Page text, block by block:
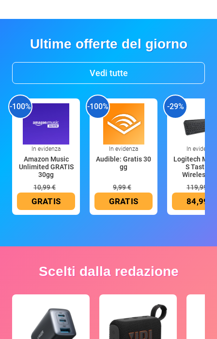
Ultime offerte del giorno
Vedi tutte
-100%
In evidenza
Amazon Music
Unlimited GRATIS
30gg
10,99 €
GRATIS
-100%
In evidenza
Audible: Gratis 30
gg
9,99 €
GRATIS
-29%
In evidenza
Logitech MX
S Tastiera
Wireless
119,99 €
84,99 €
Scelti dalla redazione